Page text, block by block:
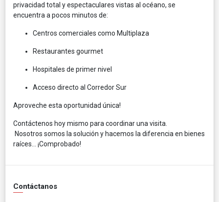
privacidad total y espectaculares vistas al océano, se
encuentra a pocos minutos de:
Centros comerciales como Multiplaza
Restaurantes gourmet
Hospitales de primer nivel
Acceso directo al Corredor Sur
Aproveche esta oportunidad única!
Contáctenos hoy mismo para coordinar una visita.
Nosotros somos la solución y hacemos la diferencia en bienes
raíces… ¡Comprobado!
Contáctanos